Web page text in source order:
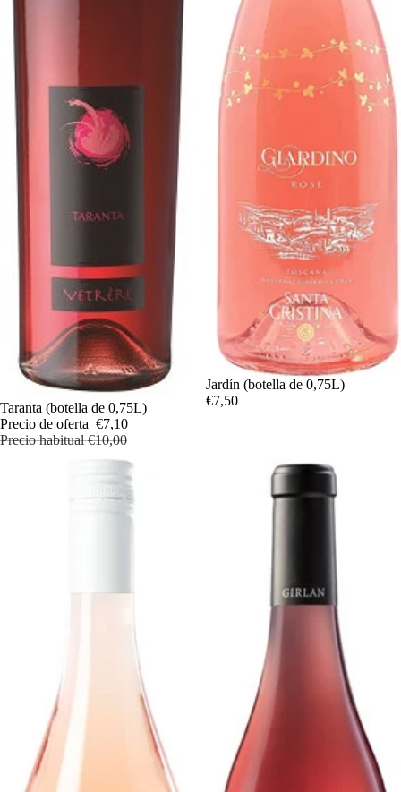
Oferta
Taranta (botella de 0,75L)
Precio de oferta €7,10
Precio habitual€10,00
Jardín (botella de 0,75L)
€7,50